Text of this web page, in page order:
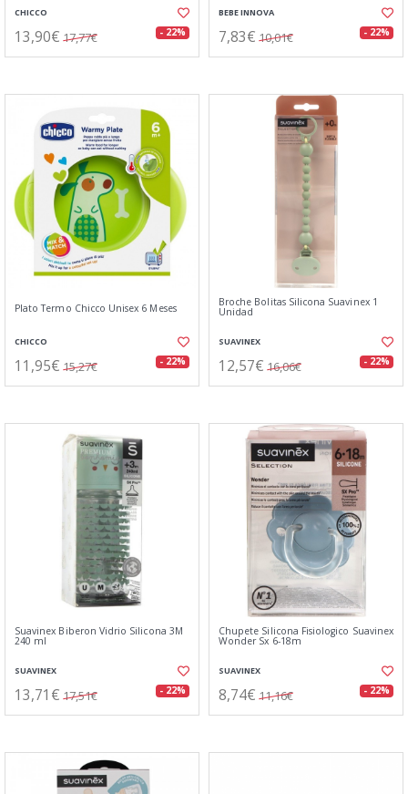
CHICCO
13,90€ 17,77€ - 22%
BEBE INNOVA
7,83€ 10,01€ - 22%
Plato Termo Chicco Unisex 6 Meses
CHICCO
11,95€ 15,27€ - 22%
Broche Bolitas Silicona Suavinex 1
Unidad
SUAVINEX
12,57€ 16,06€ - 22%
Suavinex Biberon Vidrio Silicona 3M
240 ml
SUAVINEX
13,71€ 17,51€ - 22%
Chupete Silicona Fisiologico Suavinex
Wonder Sx 6-18m
SUAVINEX
8,74€ 11,16€ - 22%